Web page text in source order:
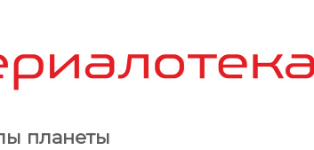
планеты